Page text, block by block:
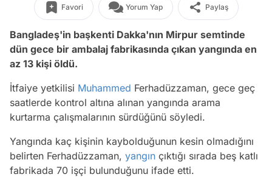
Favori Yorum Yap Paylaş
Bangladeş'in başkenti Dakka'nın Mirpur semtinde
dün gece bir ambalaj fabrikasında çıkan yangında en
az 13 kişi öldü.
İtfaiye yetkilisi Muhammed Ferhadüzzaman, gece geç
saatlerde kontrol altına alınan yangında arama
kurtarma çalışmalarının sürdüğünü söyledi.
Yangında kaç kişinin kaybolduğunun kesin olmadığını
belirten Ferhadüzzaman, yangın çıktığı sırada beş katlı
fabrikada 70 işçi bulunduğunu ifade etti.